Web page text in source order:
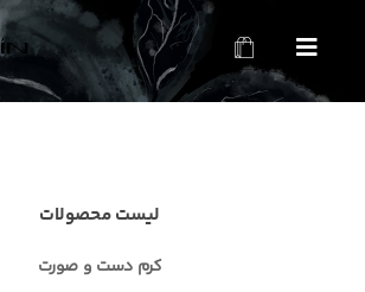
محصولات بهداشتی و زیبایی EINمحصولات بهداشتی و زیبایی EIN
لیست محصولات
کرم دست و صورت